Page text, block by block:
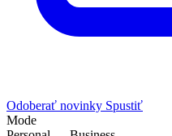
Odoberať novinky Spustiť
Mode